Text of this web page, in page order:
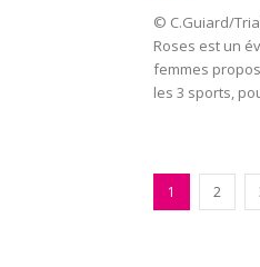
© C.Guiard/
Roses est un
femmes
les 3 sports,
1 2